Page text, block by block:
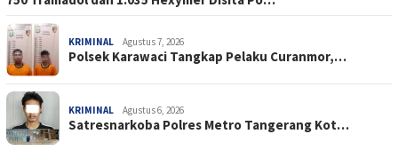
KRIMINAL Agustus 7, 2026
Polsek Karawaci Tangkap Pelaku Curanmor,…
KRIMINAL Agustus 6, 2026
Satresnarkoba Polres Metro Tangerang Kot…